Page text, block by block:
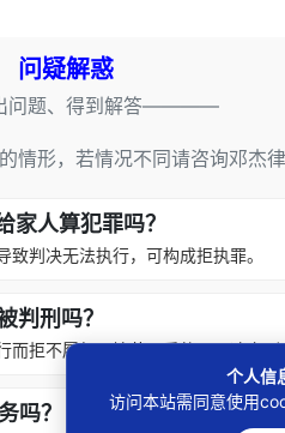
问疑解惑
题、得到解答————
情形，若情况不同请咨询邓杰律
家人算犯罪吗？
判决无法执行，可构成拒执罪。
判刑吗？
而拒不履行且情节严重的，可追究刑
吗？
个人信
访问本站需同意使用